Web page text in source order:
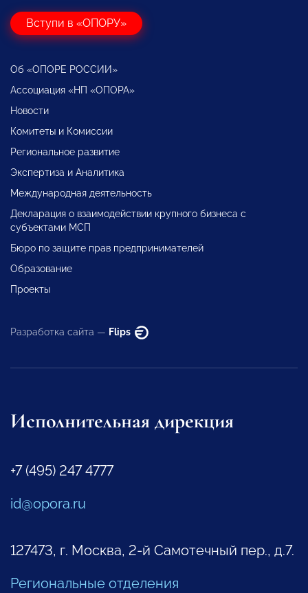
Вступи в «ОПОРУ»
Об «ОПОРЕ РОССИИ»
Ассоциация «НП «ОПОРА»
Новости
Комитеты и Комиссии
Региональное развитие
Экспертиза и Аналитика
Международная деятельность
Декларация о взаимодействии крупного бизнеса с
субъектами МСП
Бюро по защите прав предпринимателей
Образование
Проекты
Разработка сайта — Flips
Исполнительная дирекция
+7 (495) 247 4777
id@opora.ru
127473, г. Москва, 2-й Самотечный пер., д.7.
Региональные отделения